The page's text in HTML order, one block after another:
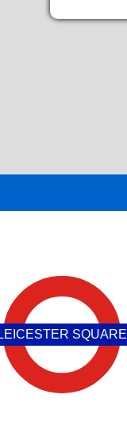
LEICESTER SQUARE